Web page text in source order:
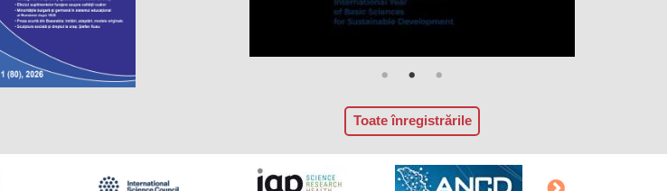
Toate înregistrările